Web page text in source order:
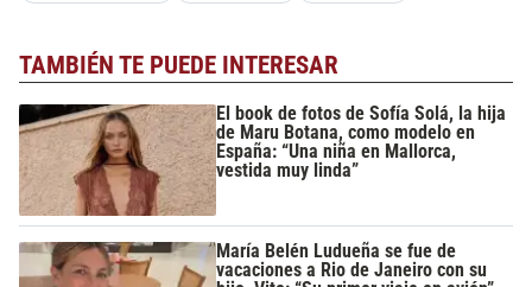
TAMBIÉN TE PUEDE INTERESAR
El book de fotos de Sofía Solá, la hija
de Maru Botana, como modelo en
España: “Una niña en Mallorca,
vestida muy linda”
María Belén Ludueña se fue de
vacaciones a Rio de Janeiro con su